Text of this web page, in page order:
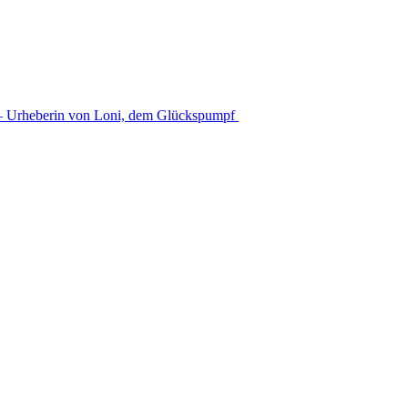
Urheberin von Loni, dem Glückspumpf